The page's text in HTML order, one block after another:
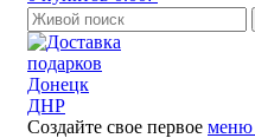
Создайте свое первое меню